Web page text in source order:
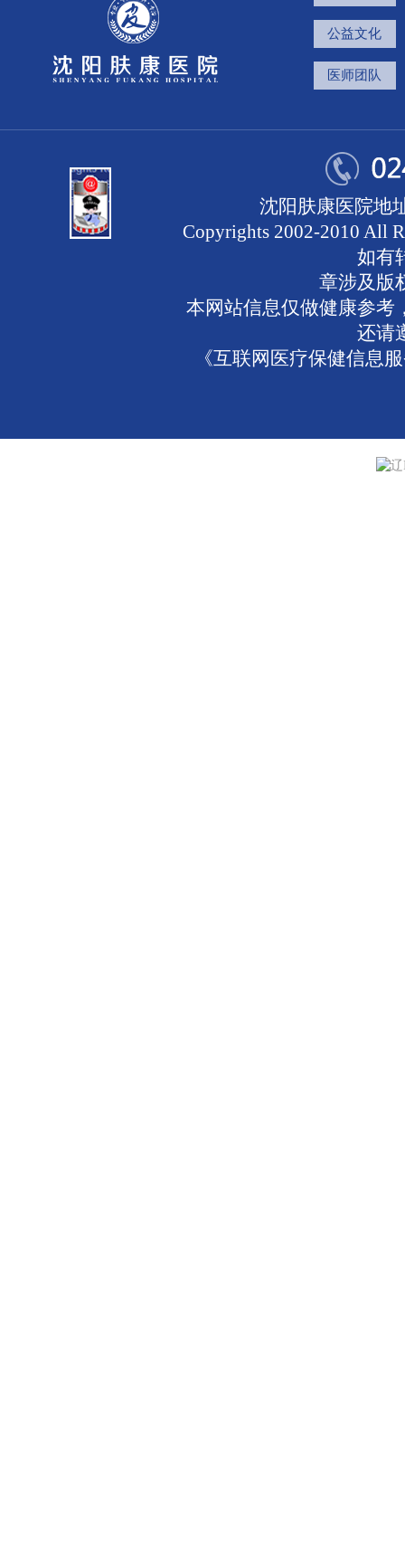
公益文化
医师团队
沈阳肤康医院地
Copyrights 2002-2010 All
如有
章涉及版
本网站信息仅做健康参考
还请
《互联网医疗保健信息
辽